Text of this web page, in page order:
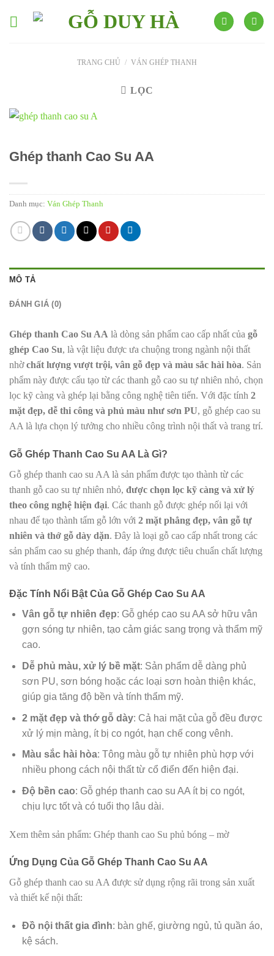
TRANG CHỦ / VÁN GHÉP THANH
LỌC
Ghép thanh Cao Su AA
Danh mục: Ván Ghép Thanh
MÔ TẢ
ĐÁNH GIÁ (0)
Ghép thanh Cao Su AA là dòng sản phẩm cao cấp nhất của gỗ
ghép Cao Su, là vật liệu được ưa chuộng trong ngành nội thất
nhờchất lượng vượt trội, vân gỗ đẹp và màu sắc hài hòa. Sản
phẩm này được cấu tạo từ các thanh gỗ cao su tự nhiên nhỏ, chọn
lọc kỹ càng và ghép lại bằng công nghệ tiên tiến. Với đặc tính 2
mặt đẹp, dễ thi công và phủ màu như sơn PU, gỗ ghép cao su
AA là lựa chọn lý tưởng cho nhiều công trình nội thất và trang trí.
Gỗ Ghép Thanh Cao Su AA Là Gì?
Gỗ ghép thanh cao su AA là sản phẩm được tạo thành từ các
thanh gỗ cao su tự nhiên nhỏ, được chọn lọc kỹ càng và xử lý
theo công nghệ hiện đại. Các thanh gỗ được ghép nối lại với
nhau để tạo thành tấm gỗ lớn với 2 mặt phẳng đẹp, vân gỗ tự
nhiên và thớ gỗ dày dặn. Đây là loại gỗ cao cấp nhất trong các
sản phẩm cao su ghép thanh, đáp ứng được tiêu chuẩn chất lượng
và tính thẩm mỹ cao.
Đặc Tính Nổi Bật Của Gỗ Ghép Cao Su AA
Vân gỗ tự nhiên đẹp: Gỗ ghép cao su AA sở hữu vân
gợn sóng tự nhiên, tạo cảm giác sang trọng và thẩm mỹ
cao.
Dễ phủ màu, xử lý bề mặt: Sản phẩm dễ dàng phủ
sơn PU, sơn bóng hoặc các loại sơn hoàn thiện khác,
giúp gia tăng độ bền và tính thẩm mỹ.
2 mặt đẹp và thớ gỗ dày: Cả hai mặt của gỗ đều được
xử lý mịn màng, ít bị co ngót, hạn chế cong vênh.
Màu sắc hài hòa: Tông màu gỗ tự nhiên phù hợp với
nhiều phong cách nội thất từ cổ điển đến hiện đại.
Độ bền cao: Gỗ ghép thanh cao su AA ít bị co ngót,
chịu lực tốt và có tuổi thọ lâu dài.
Xem thêm sản phẩm: Ghép thanh cao Su phủ bóng – mờ
Ứng Dụng Của Gỗ Ghép Thanh Cao Su AA
Gỗ ghép thanh cao su AA được sử dụng rộng rãi trong sản xuất
và thiết kế nội thất:
Đồ nội thất gia đình: bàn ghế, giường ngủ, tủ quần áo,
kệ sách.